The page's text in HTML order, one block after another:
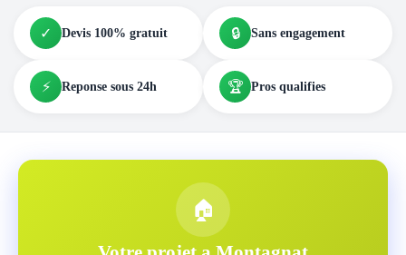
✓ Devis 100% gratuit 🔒 Sans engagement
⚡ Reponse sous 24h 🏆 Pros qualifies
🏠